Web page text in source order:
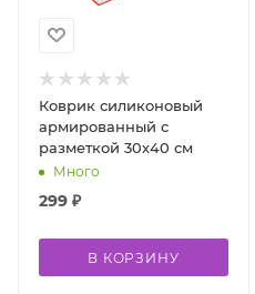
Коврик силиконовый
армированный с
разметкой 30х40 см
Много
299 ₽
В КОРЗИНУ